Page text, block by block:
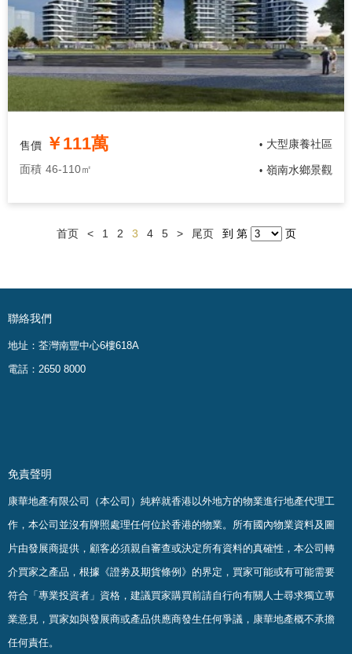
售價 ￥111萬
面積 46-110㎡
• 大型康養社區
• 嶺南水鄉景觀
首页 < 1 2 3 4 5 > 尾页 到 第 页
聯絡我們
地址：荃灣南豐中心6樓618A
電話：2650 8000
免責聲明
康華地產有限公司（本公司）純粹就香港以外地方的物業進行地產代理工
作，本公司並沒有牌照處理任何位於香港的物業。 所有國內物業資料及圖
片由發展商提供，顧客必須親自審查或決定所有資料的真確性 ， 本公司轉
介買家之產品，根據《證劵及期貨條例》的界定，買家可能或有可能需要
符合「專業投資者」資格，建議買家購買前請自行向有關人士尋求獨立專
業意見，買家如與發展商或產品供應商發生任何爭議，康華地產概不承擔
任何責任。